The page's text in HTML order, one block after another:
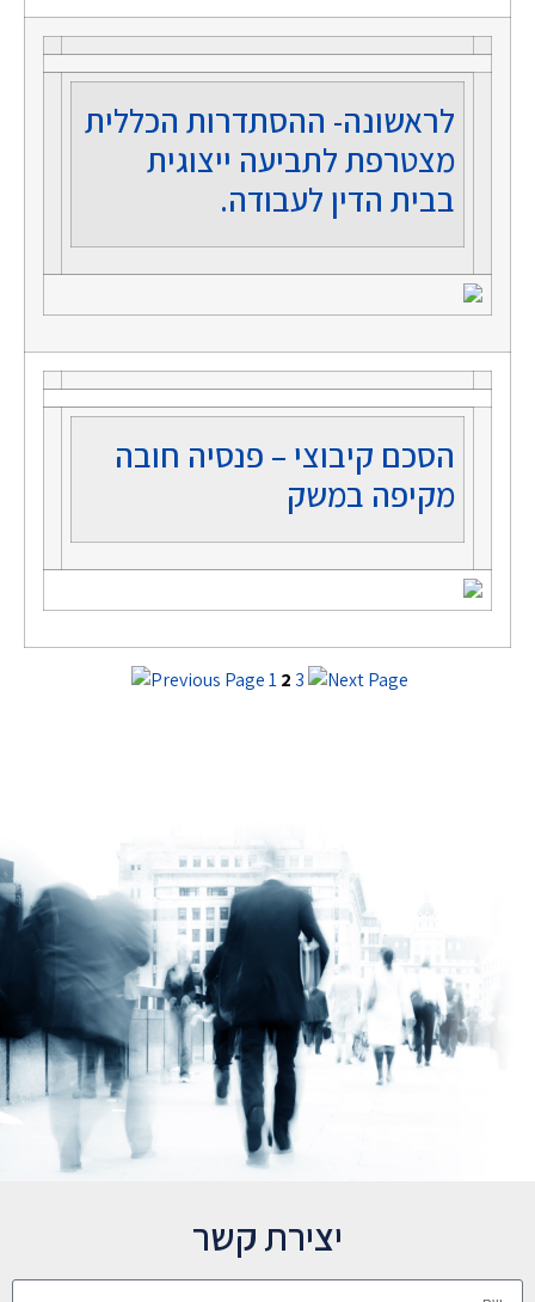
לראשונה- ההסתדרות הכללית
מצטרפת לתביעה ייצוגית
בבית הדין לעבודה.
הסכם קיבוצי – פנסיה חובה
מקיפה במשק
12 3
יצירת קשר